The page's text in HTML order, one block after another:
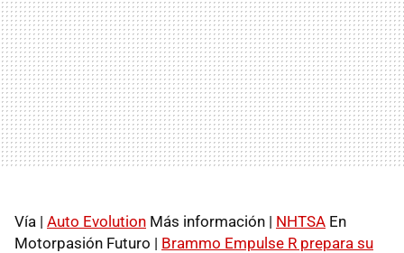
Vía | Auto Evolution Más información | NHTSA En
Motorpasión Futuro | Brammo Empulse R prepara su